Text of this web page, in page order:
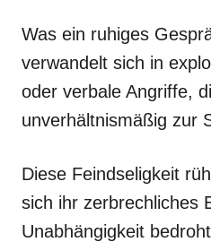
Was ein ruhiges
verwandelt sich in
oder verbale Angriffe,
unverhältnismäßig zur
Diese Feindseligkeit
sich ihr zerbrechliches
Unabhängigkeit